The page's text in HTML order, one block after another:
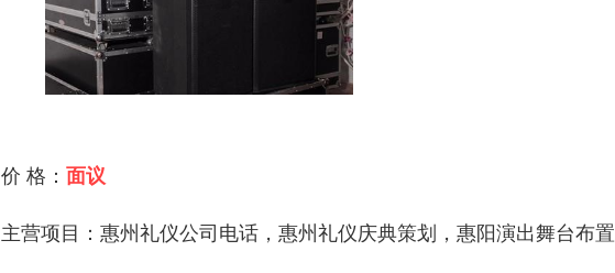
价 格： 面议
主营项目：惠州礼仪公司电话，惠州礼仪庆典策划，惠阳演出舞台布置